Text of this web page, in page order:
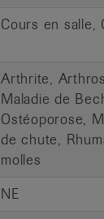
Cours en salle,
Arthrite,
Maladie de
Ostéoporose,
de chute,
molles
NE